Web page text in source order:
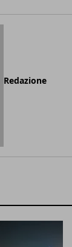
Redazione